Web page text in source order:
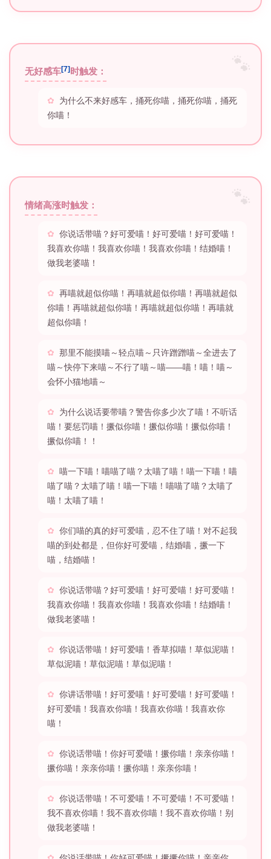
无好感车[7]时触发：
为什么不来好感车，捅死你喵，捅死你喵，捅死
你喵！
情绪高涨时触发：
你说话带喵？好可爱喵！好可爱喵！好可爱喵！
我喜欢你喵！我喜欢你喵！我喜欢你喵！结婚喵！
做我老婆喵！
再喵就超似你喵！再喵就超似你喵！再喵就超似
你喵！再喵就超似你喵！再喵就超似你喵！再喵就
超似你喵！
那里不能摸喵～轻点喵～只许蹭蹭喵～全进去了
喵～快停下来喵～不行了喵～喵——喵！喵！喵～
会怀小猫地喵～
为什么说话要带喵？警告你多少次了喵！不听话
喵！要惩罚喵！撅似你喵！撅似你喵！撅似你喵！
撅似你喵！！
喵一下喵！喵喵了喵？太喵了喵！喵一下喵！喵
喵了喵？太喵了喵！喵一下喵！喵喵了喵？太喵了
喵！太喵了喵！
你们喵的真的好可爱喵，忍不住了喵！对不起我
喵的到处都是，但你好可爱喵，结婚喵，撅一下
喵，结婚喵！
你说话带喵？好可爱喵！好可爱喵！好可爱喵！
我喜欢你喵！我喜欢你喵！我喜欢你喵！结婚喵！
做我老婆喵！
你说话带喵！好可爱喵！香草拟喵！草似泥喵！
草似泥喵！草似泥喵！草似泥喵！
你讲话带喵！好可爱喵！好可爱喵！好可爱喵！
好可爱喵！我喜欢你喵！我喜欢你喵！我喜欢你
喵！
你说话带喵！你好可爱喵！撅你喵！亲亲你喵！
撅你喵！亲亲你喵！撅你喵！亲亲你喵！
你说话带喵！不可爱喵！不可爱喵！不可爱喵！
我不喜欢你喵！我不喜欢你喵！我不喜欢你喵！别
做我老婆喵！